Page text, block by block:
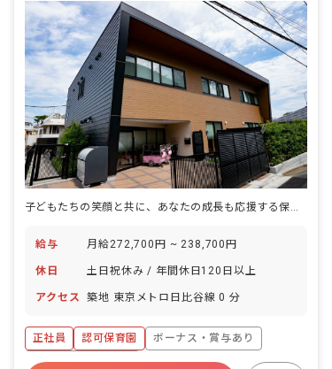
子どもたちの笑顔と共に、あなたの成長も応援する保育の仕事
給与 月給272,700円 ~ 238,700円
休日 土日祝休み / 年間休日120日以上
アクセス 築地 東京メトロ日比谷線 0 分
正社員 認可保育園
ボーナス・賞与あり
年間休日120日以上